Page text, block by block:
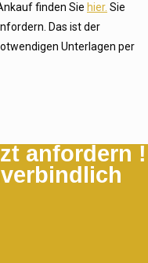
finden Sie hier. Sie
Das ist der
Unterlagen per
anfordern